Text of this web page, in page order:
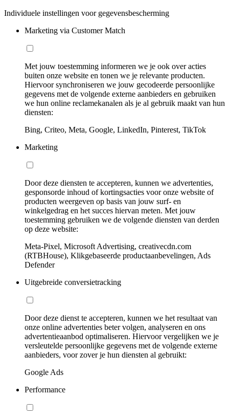
Individuele instellingen voor gegevensbescherming
Marketing via Customer Match
Met jouw toestemming informeren we je ook over acties
buiten onze website en tonen we je relevante producten.
Hiervoor synchroniseren we jouw gecodeerde persoonlijke
gegevens met de volgende externe aanbieders en gebruiken
we hun online reclamekanalen als je al gebruik maakt van hun
diensten:
Bing, Criteo, Meta, Google, LinkedIn, Pinterest, TikTok
Marketing
Door deze diensten te accepteren, kunnen we advertenties,
gesponsorde inhoud of kortingsacties voor onze website of
producten weergeven op basis van jouw surf- en
winkelgedrag en het succes hiervan meten. Met jouw
toestemming gebruiken we de volgende diensten van derden
op deze website:
Meta-Pixel, Microsoft Advertising, creativecdn.com
(RTBHouse), Klikgebaseerde productaanbevelingen, Ads
Defender
Uitgebreide conversietracking
Door deze dienst te accepteren, kunnen we het resultaat van
onze online advertenties beter volgen, analyseren en ons
advertentieaanbod optimaliseren. Hiervoor vergelijken we je
versleutelde persoonlijke gegevens met de volgende externe
aanbieders, voor zover je hun diensten al gebruikt:
Google Ads
Performance